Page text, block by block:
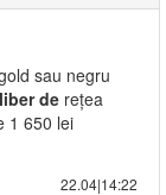
sau negru
liber de rețea
1 650 lei
22.04|14:22